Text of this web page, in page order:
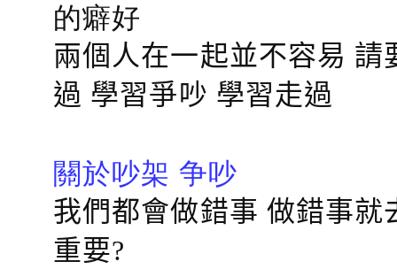
的癖好
兩個人在一起並不容易
過 學習爭吵 學習走過
關於吵架 争吵
我們都會做錯事 做錯事
重要?